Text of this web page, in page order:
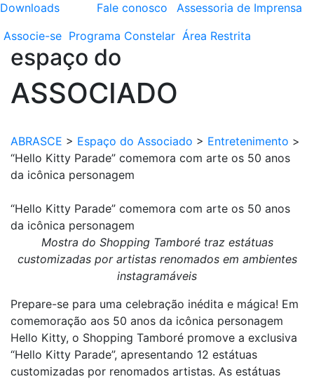
Downloads
Fale conosco
Assessoria de Imprensa
Associe-se Programa Constelar Área Restrita
espaço do
ASSOCIADO
ABRASCE > Espaço do Associado > Entretenimento >
“Hello Kitty Parade” comemora com arte os 50 anos
da icônica personagem
“Hello Kitty Parade” comemora com arte os 50 anos
da icônica personagem
Mostra do Shopping Tamboré traz estátuas
customizadas por artistas renomados em ambientes
instagramáveis
Prepare-se para uma celebração inédita e mágica! Em
comemoração aos 50 anos da icônica personagem
Hello Kitty, o Shopping Tamboré promove a exclusiva
“Hello Kitty Parade”, apresentando 12 estátuas
customizadas por renomados artistas. As estátuas